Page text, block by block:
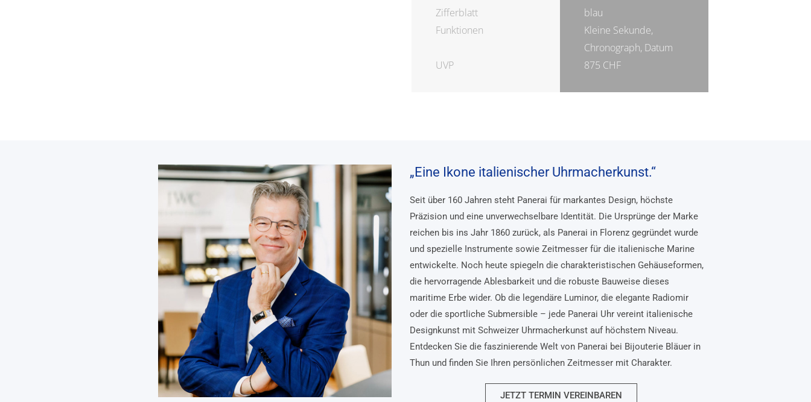
Zifferblatt
blau
Funktionen
Kleine Sekunde,
Chronograph, Datum
UVP
875 CHF
„Eine Ikone italienischer Uhrmacherkunst.“
Seit über 160 Jahren steht Panerai für markantes Design, höchste
Präzision und eine unverwechselbare Identität. Die Ursprünge der Marke
reichen bis ins Jahr 1860 zurück, als Panerai in Florenz gegründet wurde
und spezielle Instrumente sowie Zeitmesser für die italienische Marine
entwickelte. Noch heute spiegeln die charakteristischen Gehäuseformen,
die hervorragende Ablesbarkeit und die robuste Bauweise dieses
maritime Erbe wider. Ob die legendäre Luminor, die elegante Radiomir
oder die sportliche Submersible – jede Panerai Uhr vereint italienische
Designkunst mit Schweizer Uhrmacherkunst auf höchstem Niveau.
Entdecken Sie die faszinierende Welt von Panerai bei Bijouterie Bläuer in
Thun und finden Sie Ihren persönlichen Zeitmesser mit Charakter.
JETZT TERMIN VEREINBAREN